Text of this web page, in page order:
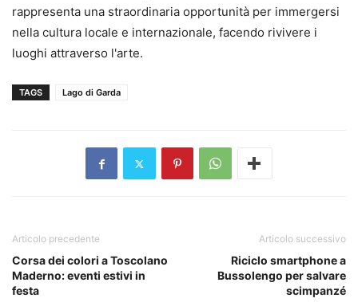
rappresenta una straordinaria opportunità per immergersi
nella cultura locale e internazionale, facendo rivivere i
luoghi attraverso l'arte.
TAGS Lago di Garda
Articolo precedente
Corsa dei colori a Toscolano
Maderno: eventi estivi in
festa
Articolo successivo
Riciclo smartphone a
Bussolengo per salvare
scimpanzé